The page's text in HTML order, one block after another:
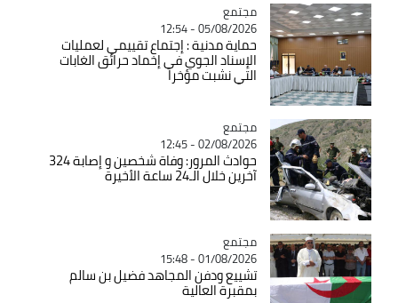
Catégorie
مجتمع
05/08/2026 - 12:54
حماية مدنية : إجتماع تقييمي لعمليات
الإسناد الجوي في إخماد حرائق الغابات
التي نشبت مؤخرا
Catégorie
مجتمع
02/08/2026 - 12:45
حوادث المرور: وفاة شخصين و إصابة 324
آخرين خلال الـ24 ساعة الأخيرة
Catégorie
مجتمع
01/08/2026 - 15:48
تشييع ودفن المجاهد فضيل بن سالم
بمقبرة العالية